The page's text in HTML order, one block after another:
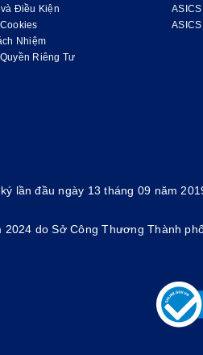
Điều Kiện
Nhiệm
Riêng Tư
lần đầu ngày 13 tháng 09 năm
do Sở Công Thương Thành